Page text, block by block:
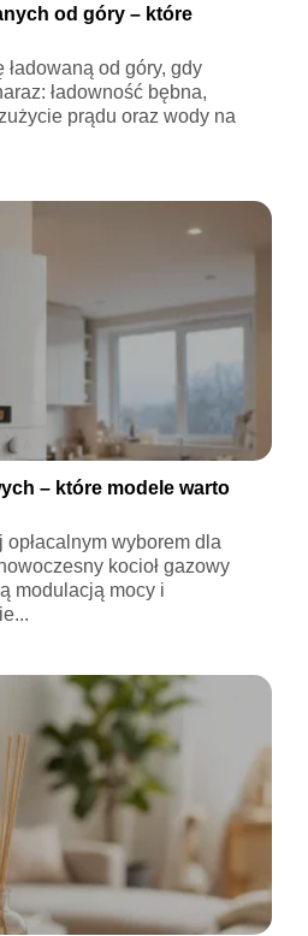
od góry – które
ładowaną od góry, gdy
ładowność bębna,
prądu oraz wody na
– które modele warto
wyborem dla
kocioł gazowy
modulacją mocy i